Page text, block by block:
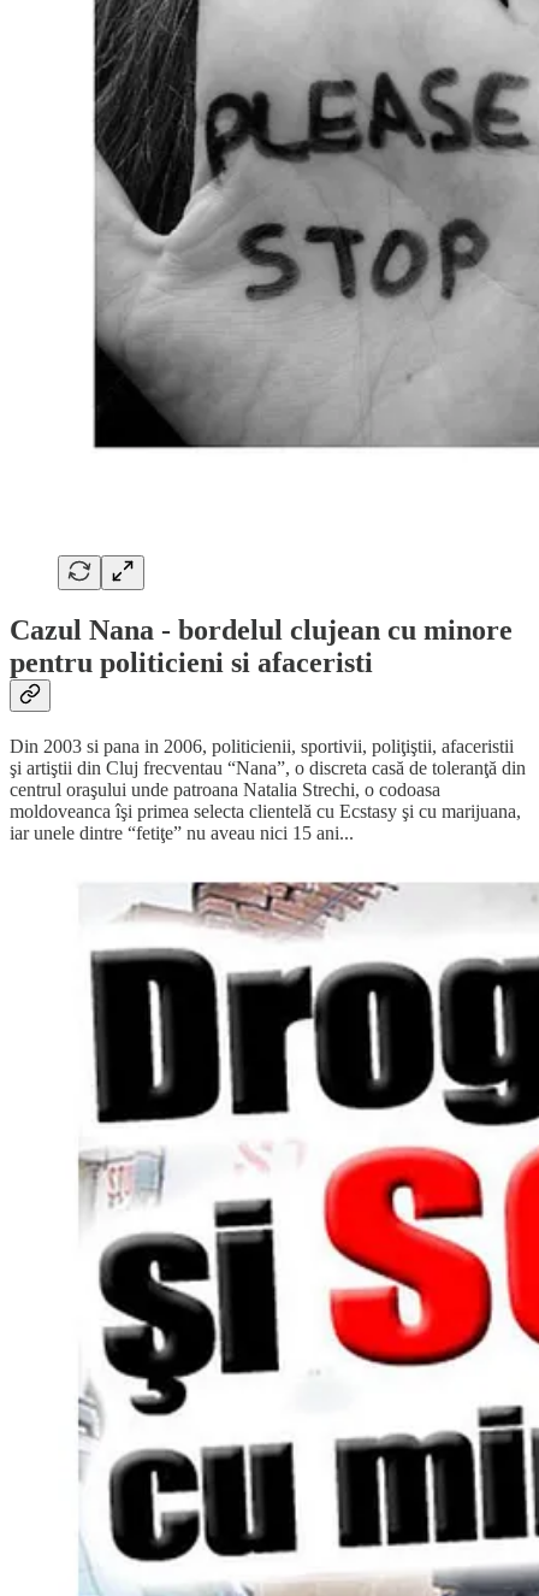
Cazul Nana - bordelul clujean cu minore
pentru politicieni si afaceristi
Din 2003 si pana in 2006, politicienii, sportivii, poliţiştii, afaceristii
şi artiştii din Cluj frecventau “Nana”, o discreta casă de toleranţă din
centrul oraşului unde patroana Natalia Strechi, o codoasa
moldoveanca îşi primea selecta clientelă cu Ecstasy şi cu marijuana,
iar unele dintre “fetiţe” nu aveau nici 15 ani...